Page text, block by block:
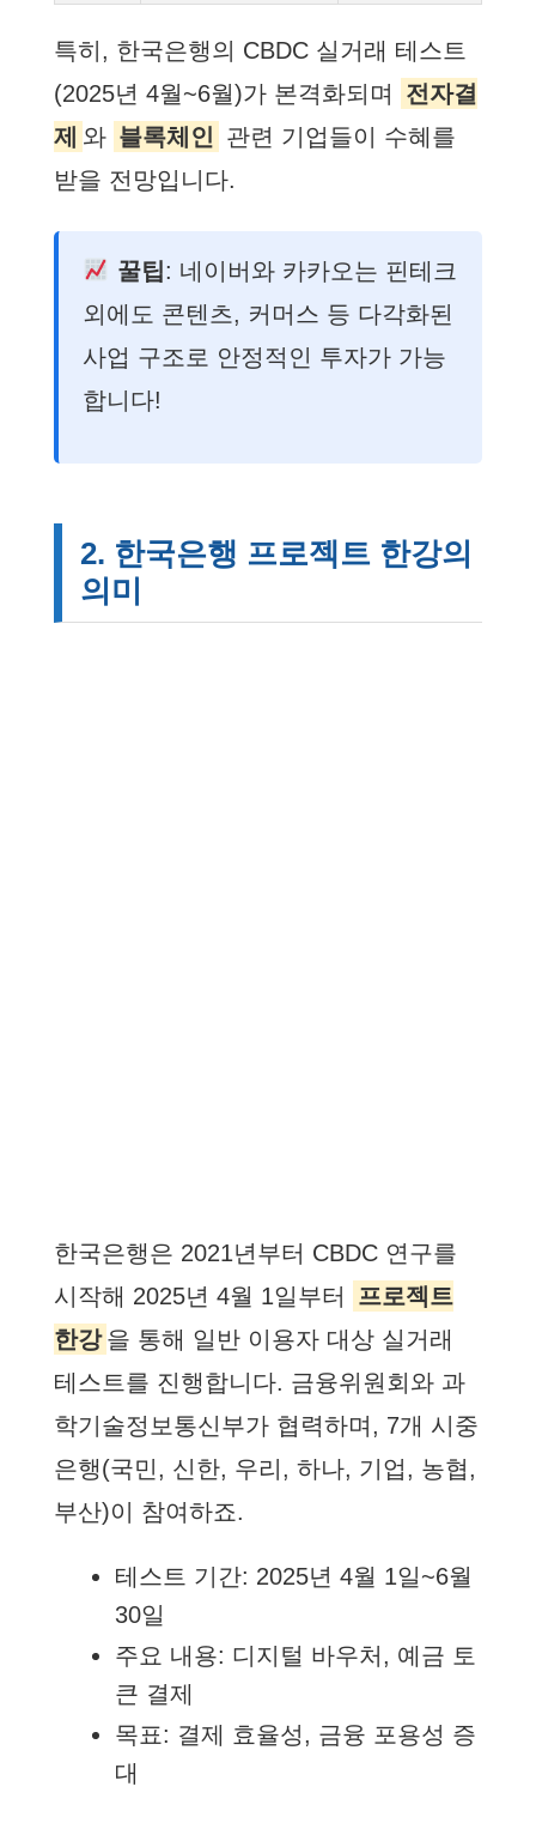
특히, 한국은행의 CBDC 실거래 테스트
(2025년 4월~6월)가 본격화되며
전자결
제 와 블록체인 관련 기업들이 수혜를
받을 전망입니다.
꿀팁: 네이버와 카카오는 핀테크
외에도 콘텐츠, 커머스 등 다각화된
사업 구조로 안정적인 투자가 가능
합니다!
2. 한국은행 프로젝트 한강의
의미
한국은행은 2021년부터 CBDC 연구를
시작해 2025년 4월 1일부터
프로젝트
한강 을 통해 일반 이용자 대상 실거래
테스트를 진행합니다. 금융위원회와 과
학기술정보통신부가 협력하며, 7개 시중
은행(국민, 신한, 우리, 하나, 기업, 농협,
부산)이 참여하죠.
테스트 기간: 2025년 4월 1일~6월
30일
주요 내용: 디지털 바우처, 예금 토
큰 결제
목표: 결제 효율성, 금융 포용성 증
대